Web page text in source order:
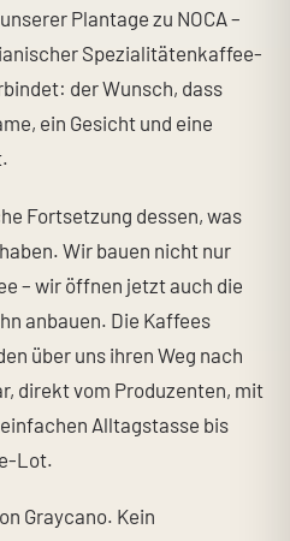
Plantage zu NOCA –
Spezialitätenkaffee-
der Wunsch, dass
ein Gesicht und eine
Fortsetzung dessen, was
Wir bauen nicht nur
– wir öffnen jetzt auch die
anbauen. Die Kaffees
über uns ihren Weg nach
direkt vom Produzenten, mit
Alltagstasse bis
Lot.
Graycano. Kein